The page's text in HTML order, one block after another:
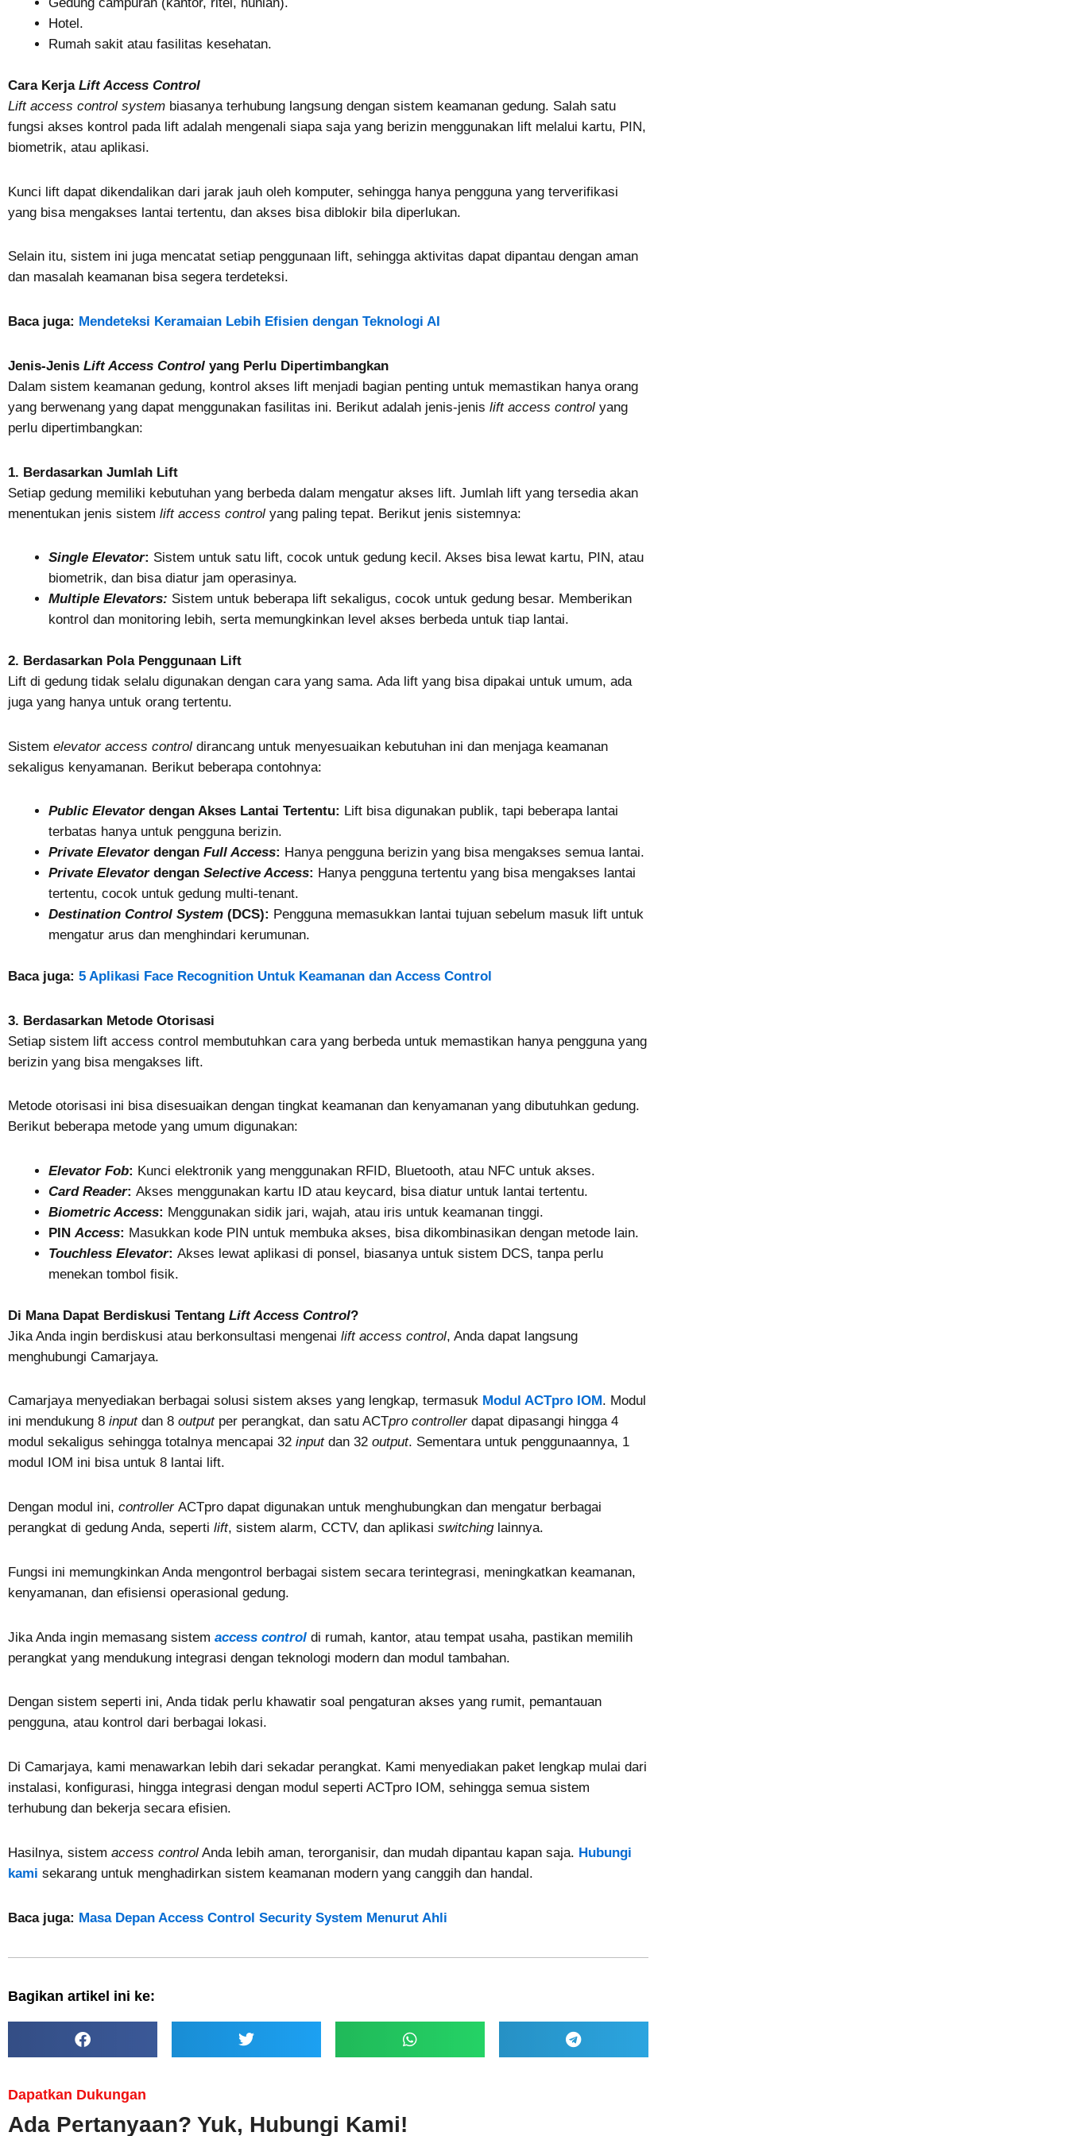
Gedung campuran (kantor, ritel, hunian).
Hotel.
Rumah sakit atau fasilitas kesehatan.
Cara Kerja Lift Access Control
Lift access control system biasanya terhubung langsung dengan sistem keamanan gedung. Salah satu
fungsi akses kontrol pada lift adalah mengenali siapa saja yang berizin menggunakan lift melalui kartu, PIN,
biometrik, atau aplikasi.
Kunci lift dapat dikendalikan dari jarak jauh oleh komputer, sehingga hanya pengguna yang terverifikasi
yang bisa mengakses lantai tertentu, dan akses bisa diblokir bila diperlukan.
Selain itu, sistem ini juga mencatat setiap penggunaan lift, sehingga aktivitas dapat dipantau dengan aman
dan masalah keamanan bisa segera terdeteksi.
Baca juga: Mendeteksi Keramaian Lebih Efisien dengan Teknologi AI
Jenis-Jenis Lift Access Control yang Perlu Dipertimbangkan
Dalam sistem keamanan gedung, kontrol akses lift menjadi bagian penting untuk memastikan hanya orang
yang berwenang yang dapat menggunakan fasilitas ini. Berikut adalah jenis-jenis lift access control yang
perlu dipertimbangkan:
1. Berdasarkan Jumlah Lift
Setiap gedung memiliki kebutuhan yang berbeda dalam mengatur akses lift. Jumlah lift yang tersedia akan
menentukan jenis sistem lift access control yang paling tepat. Berikut jenis sistemnya:
Single Elevator: Sistem untuk satu lift, cocok untuk gedung kecil. Akses bisa lewat kartu, PIN, atau
biometrik, dan bisa diatur jam operasinya.
Multiple Elevators: Sistem untuk beberapa lift sekaligus, cocok untuk gedung besar. Memberikan
kontrol dan monitoring lebih, serta memungkinkan level akses berbeda untuk tiap lantai.
2. Berdasarkan Pola Penggunaan Lift
Lift di gedung tidak selalu digunakan dengan cara yang sama. Ada lift yang bisa dipakai untuk umum, ada
juga yang hanya untuk orang tertentu.
Sistem elevator access control dirancang untuk menyesuaikan kebutuhan ini dan menjaga keamanan
sekaligus kenyamanan. Berikut beberapa contohnya:
Public Elevator dengan Akses Lantai Tertentu: Lift bisa digunakan publik, tapi beberapa lantai
terbatas hanya untuk pengguna berizin.
Private Elevator dengan Full Access: Hanya pengguna berizin yang bisa mengakses semua lantai.
Private Elevator dengan Selective Access: Hanya pengguna tertentu yang bisa mengakses lantai
tertentu, cocok untuk gedung multi-tenant.
Destination Control System (DCS): Pengguna memasukkan lantai tujuan sebelum masuk lift untuk
mengatur arus dan menghindari kerumunan.
Baca juga: 5 Aplikasi Face Recognition Untuk Keamanan dan Access Control
3. Berdasarkan Metode Otorisasi
Setiap sistem lift access control membutuhkan cara yang berbeda untuk memastikan hanya pengguna yang
berizin yang bisa mengakses lift.
Metode otorisasi ini bisa disesuaikan dengan tingkat keamanan dan kenyamanan yang dibutuhkan gedung.
Berikut beberapa metode yang umum digunakan:
Elevator Fob: Kunci elektronik yang menggunakan RFID, Bluetooth, atau NFC untuk akses.
Card Reader: Akses menggunakan kartu ID atau keycard, bisa diatur untuk lantai tertentu.
Biometric Access: Menggunakan sidik jari, wajah, atau iris untuk keamanan tinggi.
PINAccess: Masukkan kode PIN untuk membuka akses, bisa dikombinasikan dengan metode lain.
Touchless Elevator: Akses lewat aplikasi di ponsel, biasanya untuk sistem DCS, tanpa perlu
menekan tombol fisik.
Di Mana Dapat Berdiskusi Tentang Lift Access Control?
Jika Anda ingin berdiskusi atau berkonsultasi mengenai lift access control, Anda dapat langsung
menghubungi Camarjaya.
Camarjaya menyediakan berbagai solusi sistem akses yang lengkap, termasuk Modul ACTpro IOM . Modul
ini mendukung 8 input dan 8 output per perangkat, dan satu ACTpro controller dapat dipasangi hingga 4
modul sekaligus sehingga totalnya mencapai 32 input dan 32 output. Sementara untuk penggunaannya, 1
modul IOM ini bisa untuk 8 lantai lift.
Dengan modul ini, controller ACTpro dapat digunakan untuk menghubungkan dan mengatur berbagai
perangkat di gedung Anda, seperti lift, sistem alarm, CCTV, dan aplikasi switching lainnya.
Fungsi ini memungkinkan Anda mengontrol berbagai sistem secara terintegrasi, meningkatkan keamanan,
kenyamanan, dan efisiensi operasional gedung.
Jika Anda ingin memasang sistem access control di rumah, kantor, atau tempat usaha, pastikan memilih
perangkat yang mendukung integrasi dengan teknologi modern dan modul tambahan.
Dengan sistem seperti ini, Anda tidak perlu khawatir soal pengaturan akses yang rumit, pemantauan
pengguna, atau kontrol dari berbagai lokasi.
Di Camarjaya, kami menawarkan lebih dari sekadar perangkat. Kami menyediakan paket lengkap mulai dari
instalasi, konfigurasi, hingga integrasi dengan modul seperti ACTpro IOM, sehingga semua sistem
terhubung dan bekerja secara efisien.
Hasilnya, sistem access control Anda lebih aman, terorganisir, dan mudah dipantau kapan saja. Hubungi
kami sekarang untuk menghadirkan sistem keamanan modern yang canggih dan handal.
Baca juga: Masa Depan Access Control Security System Menurut Ahli
Bagikan artikel ini ke:
Dapatkan Dukungan
Ada Pertanyaan? Yuk, Hubungi Kami!